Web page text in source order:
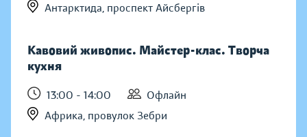
Антарктида, проспект Айсбергів
Кавовий живопис. Майстер-клас. Творча
кухня
13:00 - 14:00
Офлайн
Африка, провулок Зебри